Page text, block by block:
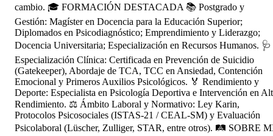
cambio. 🎓 FORMACIÓN DESTACADA 📚 Postgrado y
Gestión: Magíster en Docencia para la Educación Superior;
Diplomados en Psicodiagnóstico; Emprendimiento y Liderazgo;
Docencia Universitaria; Especialización en Recursos Humanos. 🩺
Especialización Clínica: Certificada en Prevención de Suicidio
(Gatekeeper), Abordaje de TCA, TCC en Ansiedad, Contención
Emocional y Primeros Auxilios Psicológicos. 🏅 Rendimiento y
Deporte: Especialista en Psicología Deportiva e Intervención en
Rendimiento. ⚖️ Ámbito Laboral y Normativo: Ley Karin,
Protocolos Psicosociales (ISTAS-21 / CEAL-SM) y Evaluación
Psicolaboral (Lüscher, Zulliger, STAR, entre otros). 🛤️ SOBRE